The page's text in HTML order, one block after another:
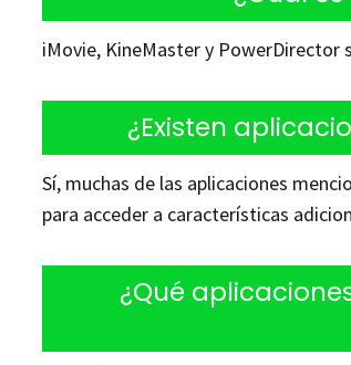
iMovie, KineMaster y PowerDirector
¿Existen
Sí, muchas de las aplicaciones
para acceder a características
¿Qué